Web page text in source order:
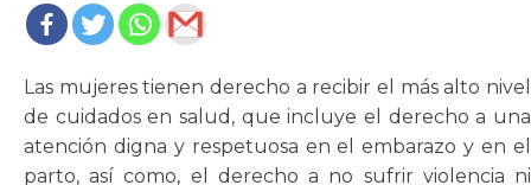
Las mujeres tienen derecho a recibir el más alto nivel
de cuidados en salud, que incluye el derecho a una
atención digna y respetuosa en el embarazo y en el
parto, así como, el derecho a no sufrir violencia ni